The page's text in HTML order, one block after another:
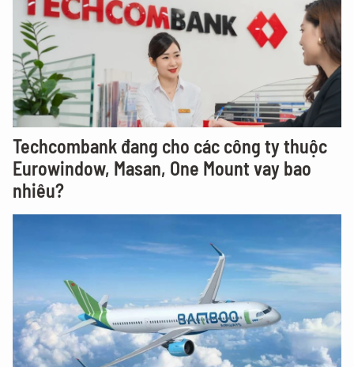
Techcombank đang cho các công ty thuộc
Eurowindow, Masan, One Mount vay bao
nhiêu?